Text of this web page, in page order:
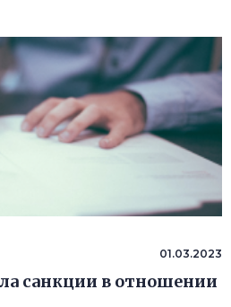
01.03.2023
санкции в отношении